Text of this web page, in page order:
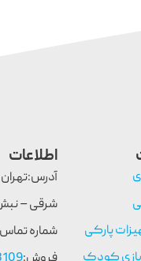
پارکی
اطلاعات
شماره